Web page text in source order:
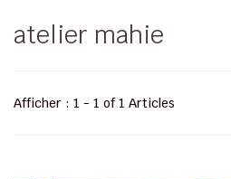
atelier mahie
Afficher : 1 - 1 of 1 Articles